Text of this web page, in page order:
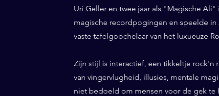
Uri Geller en twee jaar als "Magische
magische recordpogingen en speelde in
vaste tafelgoochelaar van het luxueuze
Zijn stijl is interactief, een tikkeltje rock'n
van vingervlugheid, illusies, mentale
niet bedoeld om mensen voor de gek te